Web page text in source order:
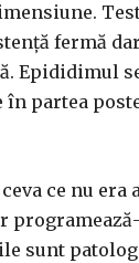
fermă
Epididimul
în partea
ce nu era
sunt